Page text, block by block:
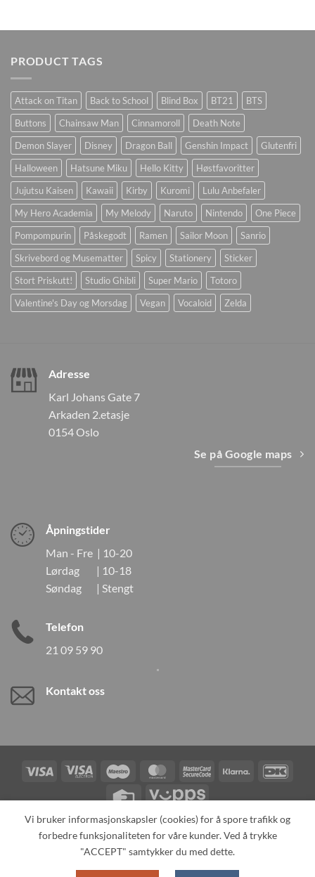
PRODUCT TAGS
Attack on Titan Back to School Blind Box BT21
BTS
Buttons
Chainsaw Man Cinnamoroll
Death Note
Demon Slayer
Disney Dragon Ball Genshin Impact
Glutenfri
Halloween
Hatsune Miku Hello Kitty
Høstfavoritter
Jujutsu Kaisen
Kawaii Kirby Kuromi
Lulu Anbefaler
My Hero Academia
My Melody Naruto Nintendo
One Piece
Pompompurin
Påskegodt Ramen Sailor Moon
Sanrio
Skrivebord og Musematter
Spicy Stationery
Sticker
Stort Priskutt!
Studio Ghibli Super Mario
Totoro
Valentine's Day og Morsdag
Vegan Vocaloid Zelda
Adresse
Karl Johans Gate 7
Arkaden 2.etasje
0154 Oslo
Se på Google maps
Åpningstider
Man - Fre | 10-20
Lørdag | 10-18
Søndag | Stengt
Telefon
21 09 59 90
Kontakt oss
Visa
Visa
Maestro MasterCardMasterCardKlarna
Credit
Vipps
TILBAKEKALLINGER KONTAKT OSS
OM OSS
SPESIALBESTILLING
MIN KONTO ALL PRODUCTS
Copyright 2026 ©Neo Tokyo by Neo Tokyo Norway AS -With Love
Vi bruker informasjonskapsler (cookies) for å spore trafikk og
forbedre funksjonaliteten for våre kunder. Ved å trykke
"ACCEPT" samtykker du med dette.